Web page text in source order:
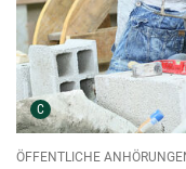
C Urheber der Grafik:
ÖFFENTLICHE